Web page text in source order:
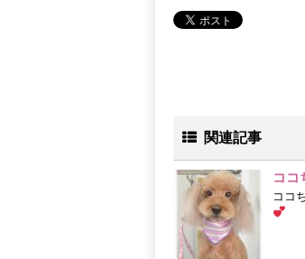
関連記事
ココ
ココ